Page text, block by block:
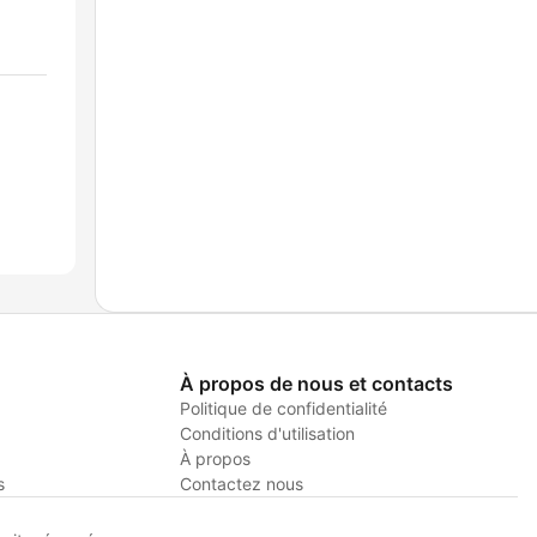
À propos de nous et contacts
Politique de confidentialité
Conditions d'utilisation
À propos
Contactez nous